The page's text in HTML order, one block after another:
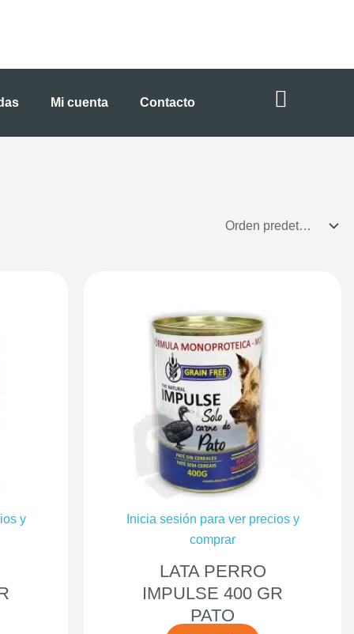
Mi cuenta Contacto
y
Inicia sesión para ver precios y
comprar
LATA PERRO
IMPULSE 400 GR
PATO